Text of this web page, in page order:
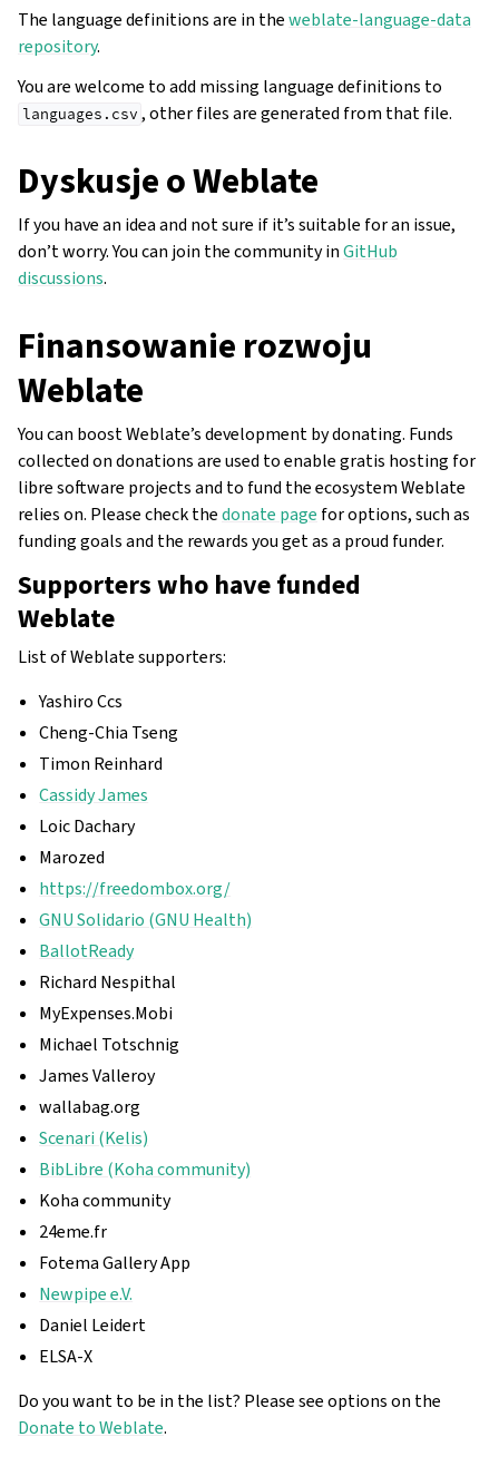
navigation of Instrukcje konfiguracji
The language definitions are in theweblate-language-data
repository.
You are welcome to add missing language definitions to
languages.csv , other files are generated from that file.
Dyskusje o Weblate
If you have an idea and not sure if it’s suitable for an issue,
don’t worry. You can join the community inGitHub
discussions.
Finansowanie rozwoju
Weblate
You can boost Weblate’s development by donating. Funds
collected on donations are used to enable gratis hosting for
libre software projects and to fund the ecosystem Weblate
relies on. Please check thedonate page for options, such as
funding goals and the rewards you get as a proud funder.
Supporters who have funded
Weblate
List of Weblate supporters:
Yashiro Ccs
Cheng-Chia Tseng
Timon Reinhard
Cassidy James
Loic Dachary
Marozed
https://freedombox.org/
GNU Solidario (GNU Health)
BallotReady
Richard Nespithal
MyExpenses.Mobi
Michael Totschnig
James Valleroy
wallabag.org
Scenari (Kelis)
BibLibre (Koha community)
Koha community
24eme.fr
Fotema Gallery App
Newpipe e.V.
Daniel Leidert
ELSA-X
Do you want to be in the list? Please see options on the
Donate to Weblate.